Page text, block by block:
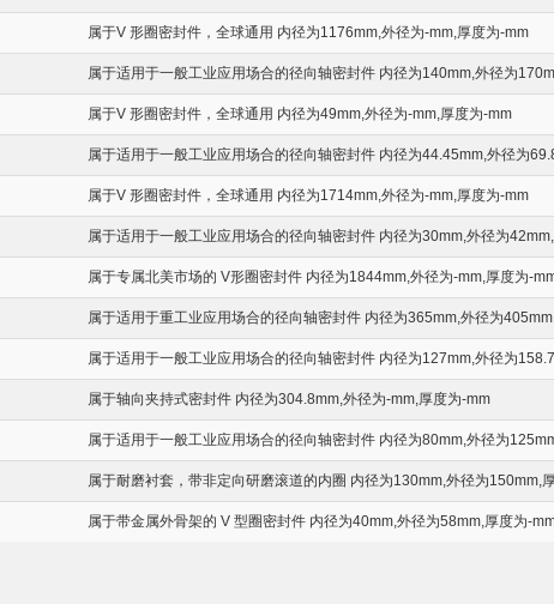
属于V 形圈密封件，全球通用 内径为1176mm,外径为-mm,厚度为-mm
属于适用于一般工业应用场合的径向轴密封件 内径为140mm,外径为
属于V 形圈密封件，全球通用 内径为49mm,外径为-mm,厚度为-mm
属于适用于一般工业应用场合的径向轴密封件 内径为44.45mm,外径为
属于V 形圈密封件，全球通用 内径为1714mm,外径为-mm,厚度为-mm
属于适用于一般工业应用场合的径向轴密封件 内径为30mm,外径为
属于专属北美市场的 V形圈密封件 内径为1844mm,外径为-mm,厚度为-
属于适用于重工业应用场合的径向轴密封件 内径为365mm,外径为
属于适用于一般工业应用场合的径向轴密封件 内径为127mm,外径为
属于轴向夹持式密封件 内径为304.8mm,外径为-mm,厚度为-mm
属于适用于一般工业应用场合的径向轴密封件 内径为80mm,外径为
属于耐磨衬套，带非定向研磨滚道的内圈 内径为130mm,外径为150mm,
属于带金属外骨架的 V 型圈密封件 内径为40mm,外径为58mm,厚度为-